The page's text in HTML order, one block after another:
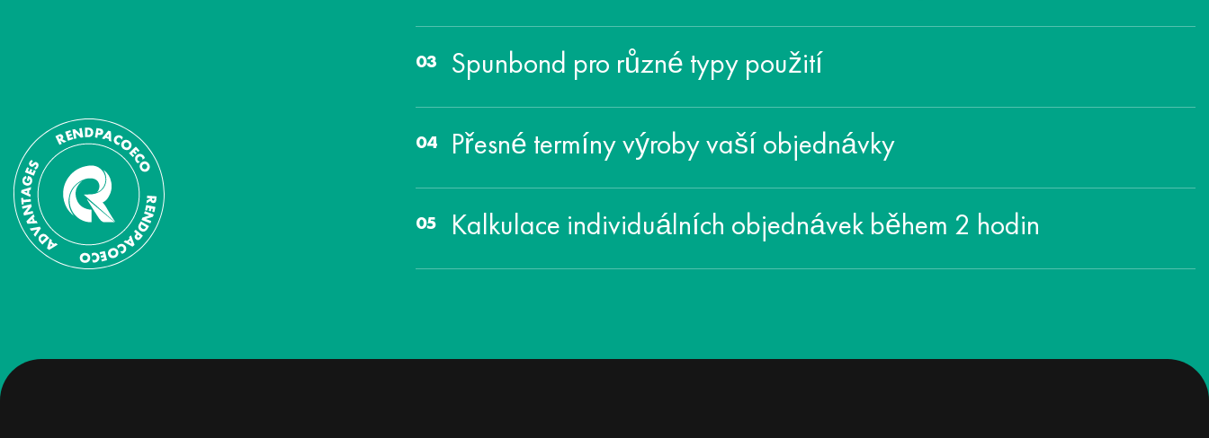
Spunbond pro různé typy použití
Přesné termíny výroby vaší objednávky
Kalkulace individuálních objednávek během 2 hodin